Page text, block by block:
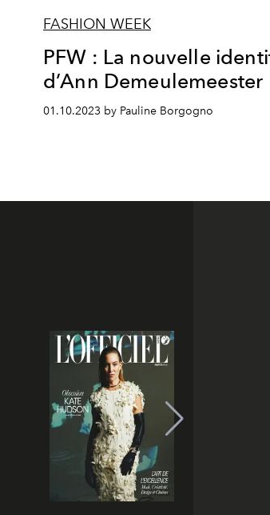
FASHION WEEK
PFW : La nouvelle
d’Ann Demeulemeester
01.10.2023 by Pauline Borgogno